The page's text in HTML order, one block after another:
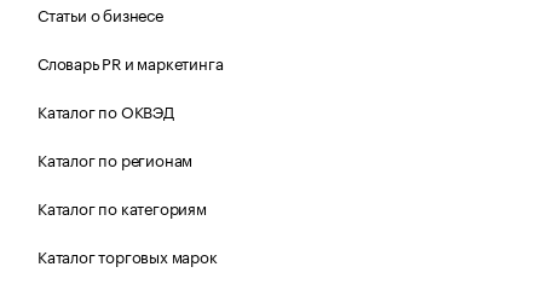
Статьи о бизнесе
Словарь PR и маркетинга
Каталог по ОКВЭД
Каталог по регионам
Каталог по категориям
Каталог торговых марок